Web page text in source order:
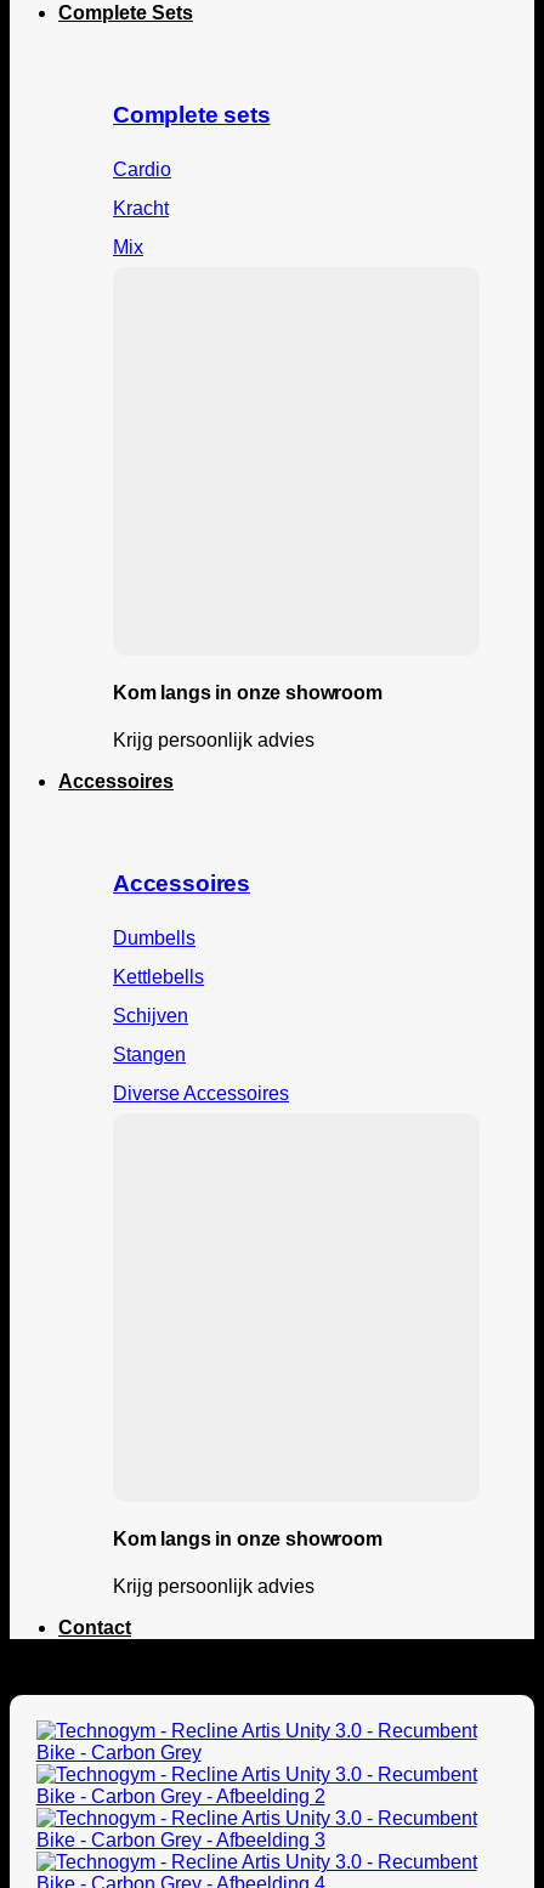
Complete Sets
Complete sets
Cardio
Kracht
Mix
Kom langs in onze showroom
Krijg persoonlijk advies
Accessoires
Accessoires
Dumbells
Kettlebells
Schijven
Stangen
Diverse Accessoires
Kom langs in onze showroom
Krijg persoonlijk advies
Contact